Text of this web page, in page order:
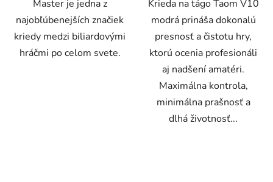
Master je jedna z
najobľúbenejších značiek
kriedy medzi biliardovými
hráčmi po celom svete.
Krieda na tágo Taom V10
modrá prináša dokonalú
presnosť a čistotu hry,
ktorú ocenia profesionáli
aj nadšení amatéri.
Maximálna kontrola,
minimálna prašnosť a
dlhá životnosť...